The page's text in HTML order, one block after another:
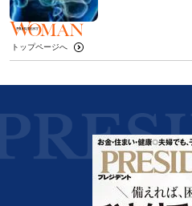
トップページへ